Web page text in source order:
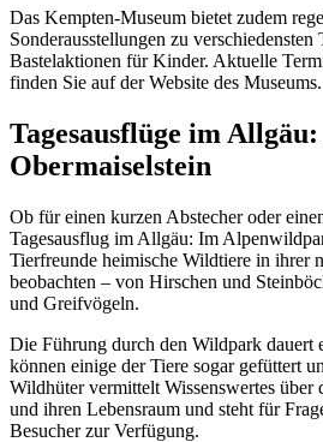
Das Kempten-Museum bietet zudem
Sonderausstellungen zu
Bastelaktionen für Kinder. Aktuelle
finden Sie auf der Website des Museums.
Tagesausflüge im
Obermaiselstein
Ob für einen kurzen Abstecher oder
Tagesausflug im Allgäu: Im
Tierfreunde heimische Wildtiere in ihrer
beobachten – von Hirschen und
und Greifvögeln.
Die Führung durch den Wildpark dauert
können einige der Tiere sogar gefüttert
Wildhüter vermittelt Wissenswertes über
und ihren Lebensraum und steht für
Besucher zur Verfügung.